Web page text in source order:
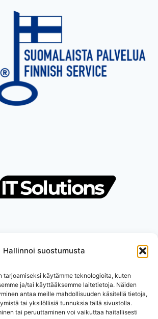
Hallinnoi suostumusta
tarjoamiseksi käytämme teknologioita, kuten
ja/tai käyttääksemme laitetietoja. Näiden
antaa meille mahdollisuuden käsitellä tietoja,
tai yksilöllisiä tunnuksia tällä sivustolla.
tai peruuttaminen voi vaikuttaa haitallisesti